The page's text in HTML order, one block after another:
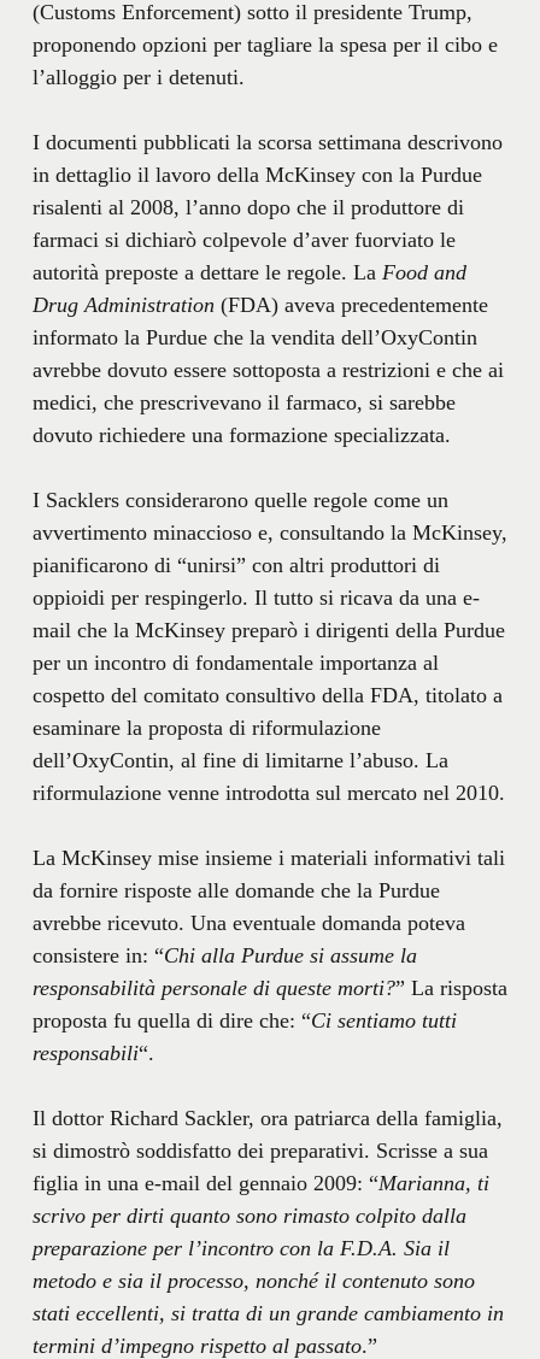
(Customs Enforcement) sotto il presidente Trump,
proponendo opzioni per tagliare la spesa per il cibo e
l’alloggio per i detenuti.
I documenti pubblicati la scorsa settimana descrivono
in dettaglio il lavoro della McKinsey con la Purdue
risalenti al 2008, l’anno dopo che il produttore di
farmaci si dichiarò colpevole d’aver fuorviato le
autorità preposte a dettare le regole. La Food and
Drug Administration (FDA) aveva precedentemente
informato la Purdue che la vendita dell’OxyContin
avrebbe dovuto essere sottoposta a restrizioni e che ai
medici, che prescrivevano il farmaco, si sarebbe
dovuto richiedere una formazione specializzata.
I Sacklers considerarono quelle regole come un
avvertimento minaccioso e, consultando la McKinsey,
pianificarono di “unirsi” con altri produttori di
oppioidi per respingerlo. Il tutto si ricava da una e-
mail che la McKinsey preparò i dirigenti della Purdue
per un incontro di fondamentale importanza al
cospetto del comitato consultivo della FDA, titolato a
esaminare la proposta di riformulazione
dell’OxyContin, al fine di limitarne l’abuso. La
riformulazione venne introdotta sul mercato nel 2010.
La McKinsey mise insieme i materiali informativi tali
da fornire risposte alle domande che la Purdue
avrebbe ricevuto. Una eventuale domanda poteva
consistere in: “Chi alla Purdue si assume la
responsabilità personale di queste morti?” La risposta
proposta fu quella di dire che: “Ci sentiamo tutti
responsabili“.
Il dottor Richard Sackler, ora patriarca della famiglia,
si dimostrò soddisfatto dei preparativi. Scrisse a sua
figlia in una e-mail del gennaio 2009: “Marianna, ti
scrivo per dirti quanto sono rimasto colpito dalla
preparazione per l’incontro con la F.D.A. Sia il
metodo e sia il processo, nonché il contenuto sono
stati eccellenti, si tratta di un grande cambiamento in
termini d’impegno rispetto al passato.”